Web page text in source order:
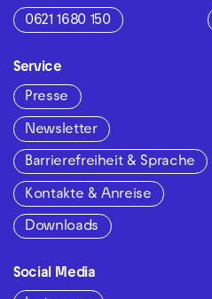
0621 1680 150
Service
Presse
Newsletter
Barrierefreiheit & Sprache
Kontakte & Anreise
Downloads
Social Media